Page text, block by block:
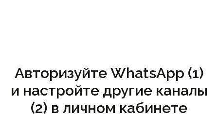
Авторизуйте WhatsApp (1)
и настройте другие каналы
(2) в личном кабинете